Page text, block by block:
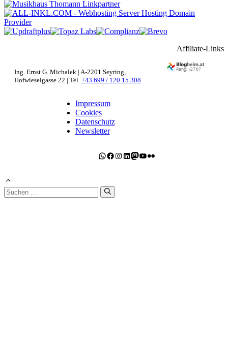
Affiliate-Links
Ing. Ernst G. Michalek | A-2201 Seyring,
Hofwieselgasse 22 | Tel. +43 699 / 120 15 308
Impressum
Cookies
Datenschutz
Newsletter
WhatsApp
Facebook
Instagram
LinkedIn
Mastodon
YouTube
Flickr
Suchen
nach: